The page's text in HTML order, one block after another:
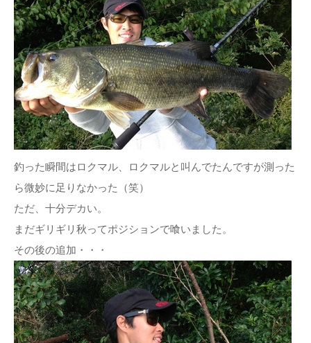
釣った瞬間はロクマル、ロクマルと叫んでたんですが測った
ら微妙に足りなかった（笑）
ただ、十分デカい。
まだギリギリ秋ってポジションで喰いました。
その後の追加・・・